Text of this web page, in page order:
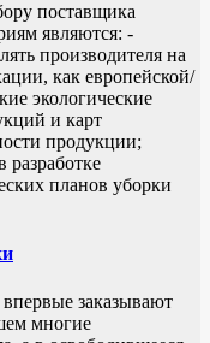
поставщика
являются: -
производителя на
как европейской/
экологические
и карт
продукции;
планов уборки
заказывают
многие